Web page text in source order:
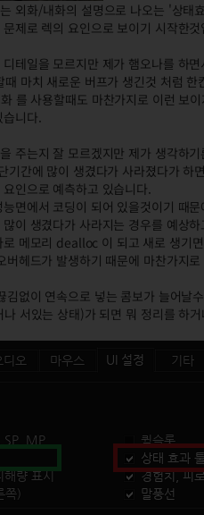
외화/내화의 설명으로 나오는 '상태
제로 렉의 요인으로 보이기 시작한
테일을 모르지만 제가 햄오나를 하면
마치 새로운 버프가 생긴것 처럼
를 사용할때도 마찬가지로 이런 보
니다.
주는지 잘 모르겠지만 제가 생각하
기간에 많이 생겼다가 사라졌다가 하
인으로 예측하고 있습니다.
면에서 코딩이 되어 있을것이기 때
이 생겼다가 사라지는 경우를 예상
로 메모리 dealloc 이 되고 새로 생기
버헤드가 발생하기 때문에 마찬가지
김없이 연속으로 넣는 콤보가 늘어날
서있는 상태)가 되면 뭐 정리를 하